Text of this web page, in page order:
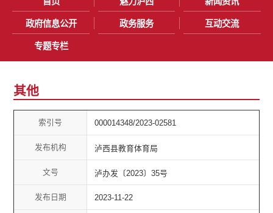
政府信息公开 政务服务 互动交流
专题专栏
其他
索引号 000014348/2023-02581
发布机构 泸西县教育体育局
文号 泸办发〔2023〕35号
发布日期 2023-11-22